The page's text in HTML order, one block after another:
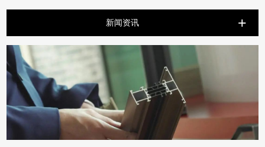
新闻资讯 +